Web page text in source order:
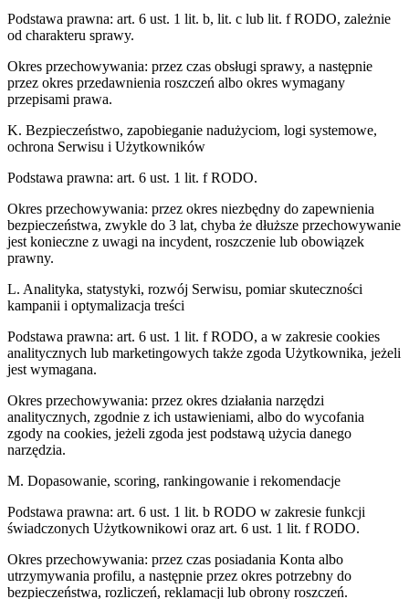
Podstawa prawna: art. 6 ust. 1 lit. b, lit. c lub lit. f RODO, zależnie
od charakteru sprawy.
Okres przechowywania: przez czas obsługi sprawy, a następnie
przez okres przedawnienia roszczeń albo okres wymagany
przepisami prawa.
K. Bezpieczeństwo, zapobieganie nadużyciom, logi systemowe,
ochrona Serwisu i Użytkowników
Podstawa prawna: art. 6 ust. 1 lit. f RODO.
Okres przechowywania: przez okres niezbędny do zapewnienia
bezpieczeństwa, zwykle do 3 lat, chyba że dłuższe przechowywanie
jest konieczne z uwagi na incydent, roszczenie lub obowiązek
prawny.
L. Analityka, statystyki, rozwój Serwisu, pomiar skuteczności
kampanii i optymalizacja treści
Podstawa prawna: art. 6 ust. 1 lit. f RODO, a w zakresie cookies
analitycznych lub marketingowych także zgoda Użytkownika, jeżeli
jest wymagana.
Okres przechowywania: przez okres działania narzędzi
analitycznych, zgodnie z ich ustawieniami, albo do wycofania
zgody na cookies, jeżeli zgoda jest podstawą użycia danego
narzędzia.
M. Dopasowanie, scoring, rankingowanie i rekomendacje
Podstawa prawna: art. 6 ust. 1 lit. b RODO w zakresie funkcji
świadczonych Użytkownikowi oraz art. 6 ust. 1 lit. f RODO.
Okres przechowywania: przez czas posiadania Konta albo
utrzymywania profilu, a następnie przez okres potrzebny do
bezpieczeństwa, rozliczeń, reklamacji lub obrony roszczeń.